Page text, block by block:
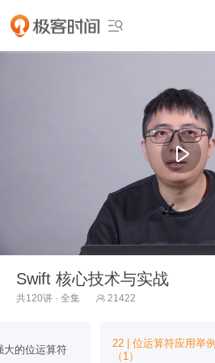

Swift 核心技术与实战
共120讲 · 全集  21422
大的位运算符
22 | 位运算符应用举例
（1）